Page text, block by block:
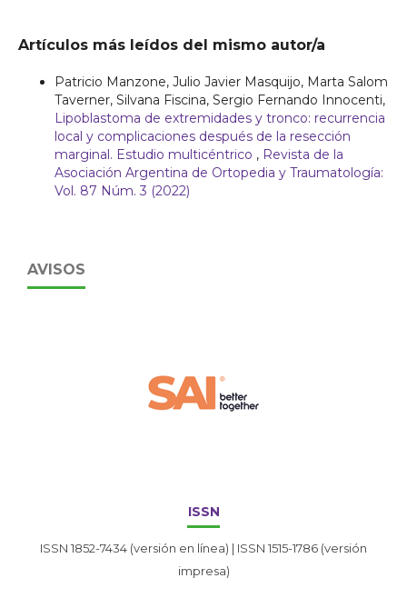
Artículos más leídos del mismo autor/a
Patricio Manzone, Julio Javier Masquijo, Marta Salom
Taverner, Silvana Fiscina, Sergio Fernando Innocenti,
Lipoblastoma de extremidades y tronco: recurrencia
local y complicaciones después de la resección
marginal. Estudio multicéntrico , Revista de la
Asociación Argentina de Ortopedia y Traumatología:
Vol. 87 Núm. 3 (2022)
AVISOS
ISSN
ISSN 1852-7434 (versión en línea) | ISSN 1515-1786 (versión
impresa)